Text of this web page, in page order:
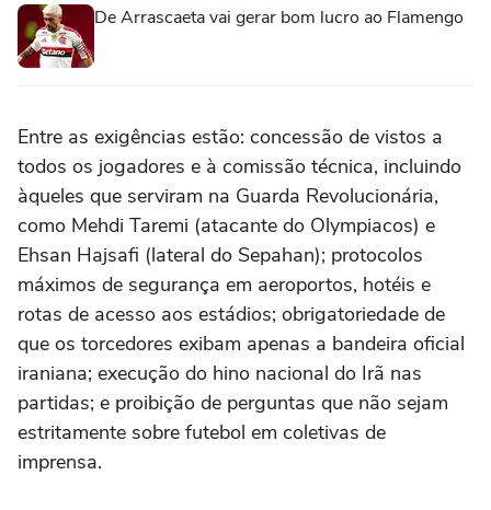
De Arrascaeta vai gerar bom lucro ao Flamengo
Entre as exigências estão: concessão de vistos a
todos os jogadores e à comissão técnica, incluindo
àqueles que serviram na Guarda Revolucionária,
como Mehdi Taremi (atacante do Olympiacos) e
Ehsan Hajsafi (lateral do Sepahan); protocolos
máximos de segurança em aeroportos, hotéis e
rotas de acesso aos estádios; obrigatoriedade de
que os torcedores exibam apenas a bandeira oficial
iraniana; execução do hino nacional do Irã nas
partidas; e proibição de perguntas que não sejam
estritamente sobre futebol em coletivas de
imprensa.